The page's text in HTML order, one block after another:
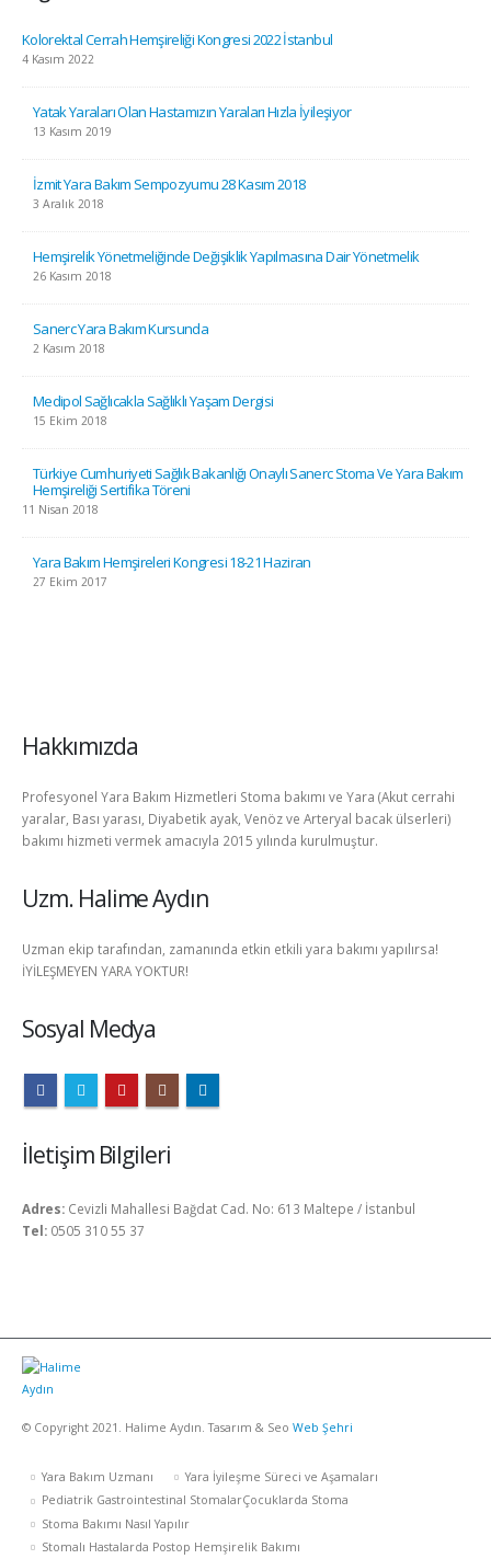
Kolorektal Cerrah Hemşireliği Kongresi 2022 İstanbul
4 Kasım 2022
Yatak Yaraları Olan Hastamızın Yaraları Hızla İyileşiyor
13 Kasım 2019
İzmit Yara Bakım Sempozyumu 28 Kasım 2018
3 Aralık 2018
Hemşirelik Yönetmeliğinde Değişiklik Yapılmasına Dair Yönetmelik
26 Kasım 2018
Sanerc Yara Bakım Kursunda
2 Kasım 2018
Medipol Sağlıcakla Sağlıklı Yaşam Dergisi
15 Ekim 2018
Türkiye Cumhuriyeti Sağlık Bakanlığı Onaylı Sanerc Stoma Ve Yara Bakım
Hemşireliği Sertifika Töreni
11 Nisan 2018
Yara Bakım Hemşireleri Kongresi 18-21 Haziran
27 Ekim 2017
Hakkımızda
Profesyonel Yara Bakım Hizmetleri Stoma bakımı ve Yara (Akut cerrahi
yaralar, Bası yarası, Diyabetik ayak, Venöz ve Arteryal bacak ülserleri)
bakımı hizmeti vermek amacıyla 2015 yılında kurulmuştur.
Uzm. Halime Aydın
Uzman ekip tarafından, zamanında etkin etkili yara bakımı yapılırsa!
İYİLEŞMEYEN YARA YOKTUR!
Sosyal Medya
İletişim Bilgileri
Adres: Cevizli Mahallesi Bağdat Cad. No: 613 Maltepe / İstanbul
Tel: 0505 310 55 37
© Copyright 2021. Halime Aydın. Tasarım & Seo Web Şehri
Yara Bakım Uzmanı
Yara İyileşme Süreci ve Aşamaları
Pediatrik Gastrointestinal StomalarÇocuklarda Stoma
Stoma Bakımı Nasıl Yapılır
Stomalı Hastalarda Postop Hemşirelik Bakımı